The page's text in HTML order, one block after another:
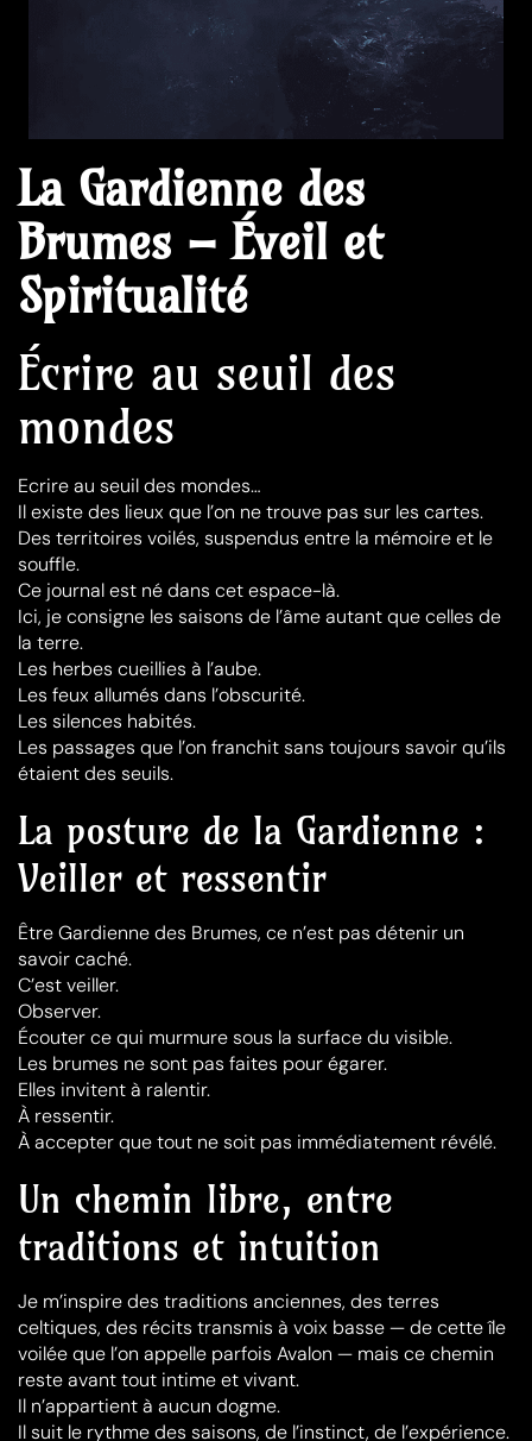
La Gardienne des
Brumes – Éveil et
Spiritualité
Écrire au seuil des
mondes
Ecrire au seuil des mondes…
Il existe des lieux que l’on ne trouve pas sur les cartes.
Des territoires voilés, suspendus entre la mémoire et le
souffle.
Ce journal est né dans cet espace-là.
Ici, je consigne les saisons de l’âme autant que celles de
la terre.
Les herbes cueillies à l’aube.
Les feux allumés dans l’obscurité.
Les silences habités.
Les passages que l’on franchit sans toujours savoir qu’ils
étaient des seuils.
La posture de la Gardienne :
Veiller et ressentir
Être Gardienne des Brumes, ce n’est pas détenir un
savoir caché.
C’est veiller.
Observer.
Écouter ce qui murmure sous la surface du visible.
Les brumes ne sont pas faites pour égarer.
Elles invitent à ralentir.
À ressentir.
À accepter que tout ne soit pas immédiatement révélé.
Un chemin libre, entre
traditions et intuition
Je m’inspire des traditions anciennes, des terres
celtiques, des récits transmis à voix basse — de cette île
voilée que l’on appelle parfois Avalon — mais ce chemin
reste avant tout intime et vivant.
Il n’appartient à aucun dogme.
Il suit le rythme des saisons, de l’instinct, de l’expérience.